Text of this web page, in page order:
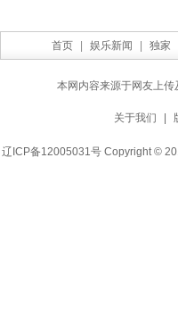
首页 娱乐新闻 独家
本网内容来源于网友上
关于我们
辽ICP备12005031号 Copyright ©